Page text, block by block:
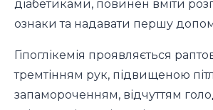
діабетиками, повинен вміти
ознаки та надавати першу
Гіпоглікемія проявляється
тремтінням рук, підвищеною
запамороченням, відчуттям